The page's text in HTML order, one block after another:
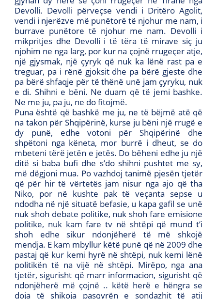
Devolli. Devolli përveçse vendi i Dritëro Agolit,
vendi i njerëzve më punëtorë të njohur me nam, i
burrave punëtore të njohur me nam. Devolli i
mikpritjes dhe Devolli i të tëra të mirave siç ju
njohim ne nga larg, por kur na çojnë rrugeçer atje,
një gjysmak, një çyryk që nuk ka lënë rast pa e
treguar, pa i rënë gjoksit dhe pa bërë gjeste dhe
pa bërë shfaqje për të thënë unë jam çyryku, nuk
e di. Shihni e bëni. Ne duam që të jemi bashke.
Ne me ju, pa ju, ne do fitojmë.
Puna është që bashkë me ju, ne të bëjmë atë që
na takon për Shqipërinë, kurse ju bëni një rrugë e
dy punë, edhe votoni për Shqipërinë dhe
shpëtoni nga këneta, mor burrë i dheut, se do
mbeteni tërë jetën e jetës. Do bëheni edhe ju një
ditë si baba bufi dhe s’do shihni pushtet me sy,
më dëgjoni mua. Po vazhdoj tanimë pjesën tjetër
që për hir të vërtetës jam nisur nga ajo që tha
Niko, por në kushte pak të veçanta sepse u
ndodha në një situatë befasie, u kapa gafil se unë
nuk shoh debate politike, nuk shoh fare emisione
politike, nuk kam fare tv në shtëpi që mund t’i
shoh edhe sikur ndonjëherë të më shkojë
mendja. E kam mbyllur këtë punë që në 2009 dhe
pastaj që kur kemi hyrë në shtëpi, nuk kemi lënë
politikën të na vijë në shtëpi. Mirëpo, nga ana
tjetër, sigurisht që marr informacion, sigurisht që
ndonjëherë më çojnë .. këtë herë e hëngra se
doja të shikoja pasqyrën e sondazhit të atij